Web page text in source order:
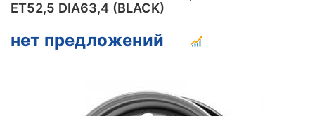
ET52,5 DIA63,4 (BLACK)
нет предложений